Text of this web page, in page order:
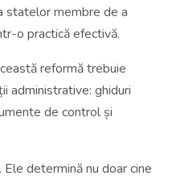
statelor membre de a
o practică efectivă.
reformă trebuie
administrative: ghiduri
de control și
determină nu doar cine